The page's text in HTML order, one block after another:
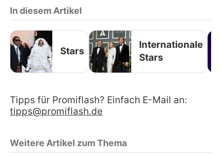
In diesem Artikel
Stars
Internationale
Stars
Tipps für Promiflash? Einfach E-Mail an:
tipps@promiflash.de
Weitere Artikel zum Thema